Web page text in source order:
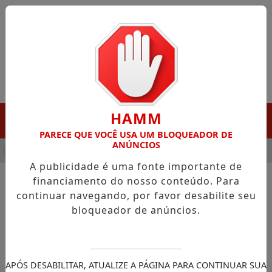
EM PORTO GRANDE COM ATUAÇÃO VOLTADA
NOTÍCIAS/OIAPOQUE
Oiapoque recebe maquinário
reconstrução urbana
HAMM
PARECE QUE VOCÊ USA UM BLOQUEADOR DE
ANÚNCIOS
A publicidade é uma fonte importante de
financiamento do nosso conteúdo. Para
continuar navegando, por favor desabilite seu
bloqueador de anúncios.
APÓS DESABILITAR, ATUALIZE A PÁGINA PARA CONTINUAR SUA